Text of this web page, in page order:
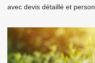
avec devis détaillé et